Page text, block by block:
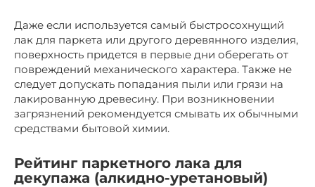
Даже если используется самый быстросохнущий
лак для паркета или другого деревянного изделия,
поверхность придется в первые дни оберегать от
повреждений механического характера. Также не
следует допускать попадания пыли или грязи на
лакированную древесину. При возникновении
загрязнений рекомендуется смывать их обычными
средствами бытовой химии.
Рейтинг паркетного лака для
декупажа (алкидно-уретановый)